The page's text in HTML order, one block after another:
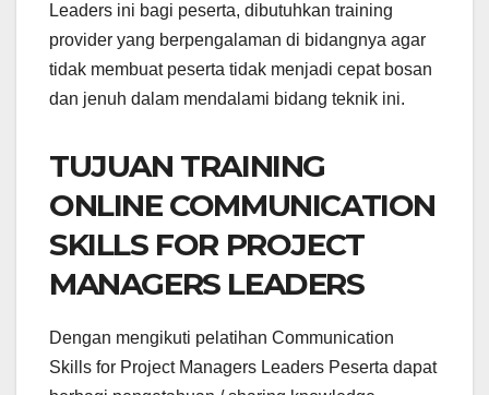
Leaders ini bagi peserta, dibutuhkan training
provider yang berpengalaman di bidangnya agar
tidak membuat peserta tidak menjadi cepat bosan
dan jenuh dalam mendalami bidang teknik ini.
TUJUAN TRAINING
ONLINE COMMUNICATION
SKILLS FOR PROJECT
MANAGERS LEADERS
Dengan mengikuti pelatihan Communication
Skills for Project Managers Leaders Peserta dapat